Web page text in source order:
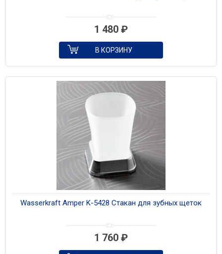
1 480 ₽
В КОРЗИНУ
Wasserkraft Amper K-5428 Стакан для зубных щеток
1 760 ₽